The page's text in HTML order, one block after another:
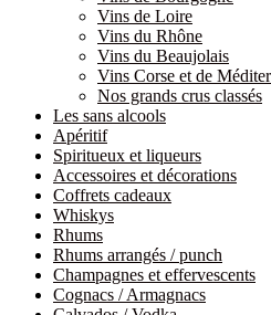
Vins de Loire
Vins du Rhône
Vins du Beaujolais
Vins Corse et de
Nos grands crus classés
Les sans alcools
Apéritif
Spiritueux et liqueurs
Accessoires et décorations
Coffrets cadeaux
Whiskys
Rhums
Rhums arrangés / punch
Champagnes et effervescents
Cognacs / Armagnacs